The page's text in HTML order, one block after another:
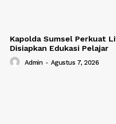
Kapolda Sumsel Perkuat
Disiapkan Edukasi Pelajar
Admin - Agustus 7, 2026